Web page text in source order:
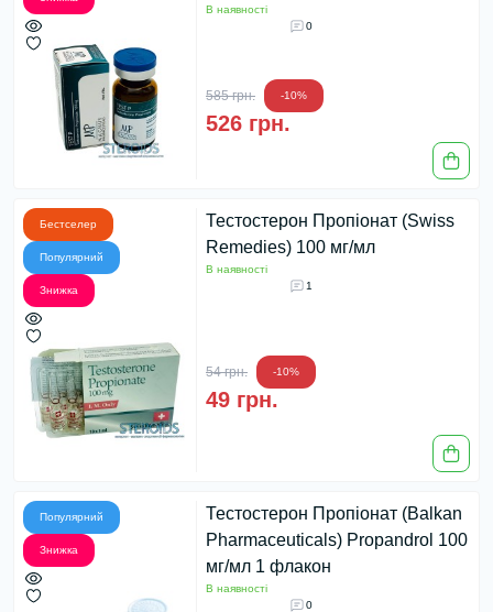
В наявності
0
585 грн. -10%
526 грн.
Бестселер
Популярний
Знижка
Тестостерон Пропіонат (Swiss
Remedies) 100 мг/мл
В наявності
1
54 грн. -10%
49 грн.
Популярний
Знижка
Тестостерон Пропіонат (Balkan
Pharmaceuticals) Propandrol 100
мг/мл 1 флакон
В наявності
0